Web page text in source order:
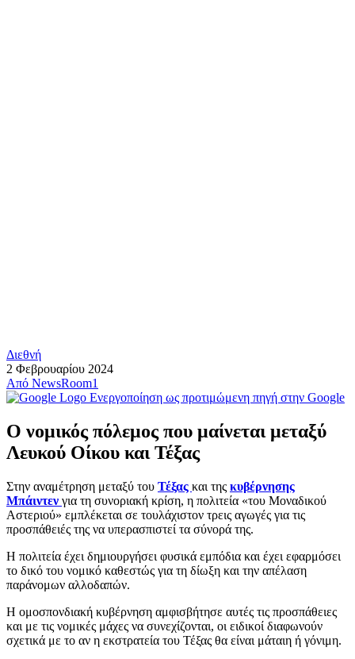
Διεθνή
2 Φεβρουαρίου 2024
Από NewsRoom1
Ενεργοποίηση ως προτιμώμενη πηγή στην Google
Ο νομικός πόλεμος που μαίνεται μεταξύ
Λευκού Οίκου και Τέξας
Στην αναμέτρηση μεταξύ του Τέξας και της κυβέρνησης
Μπάιντεν για τη συνοριακή κρίση, η πολιτεία «του Μοναδικού
Αστεριού» εμπλέκεται σε τουλάχιστον τρεις αγωγές για τις
προσπάθειές της να υπερασπιστεί τα σύνορά της.
Η πολιτεία έχει δημιουργήσει φυσικά εμπόδια και έχει εφαρμόσει
το δικό του νομικό καθεστώς για τη δίωξη και την απέλαση
παράνομων αλλοδαπών.
Η ομοσπονδιακή κυβέρνηση αμφισβήτησε αυτές τις προσπάθειες
και με τις νομικές μάχες να συνεχίζονται, οι ειδικοί διαφωνούν
σχετικά με το αν η εκστρατεία του Τέξας θα είναι μάταιη ή γόνιμη.